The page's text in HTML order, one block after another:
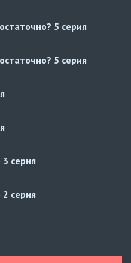
5 серия
5 серия
3 серия
2 серия